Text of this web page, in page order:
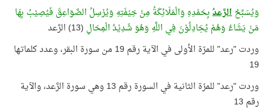
وَيُسَبِّحُالرَّعدُبِحَمْدِهِ وَالْمَلَائِكَةُ مِنْ خِيْفَتِهِ وَيُرْسِلُ الصَّوَاعِقَ فَيُصِيْبُ بِهَا
مَنْ يَشَاءُ وَهُمْ يُجَادِلُوْنَ فِي اللَّهِ وَهُوَ شَدِيْدُ الْمِحَالِ (13) الرَّعد
وردت "رعد" للمرّة الأولى في الآية رقم 19 من سورة البقر، وعدد كلماتـها
19
وردت "رعد" للمرّة الثانية في السورة رقم 13 وهي سورة الرَّعد، والآية
رقم 13